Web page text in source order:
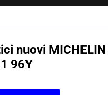
nuovi MICHELIN
96Y